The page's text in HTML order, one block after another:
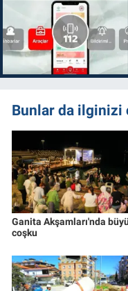
Bunlar da ilginizi
Ganita Akşamları'nda
coşku